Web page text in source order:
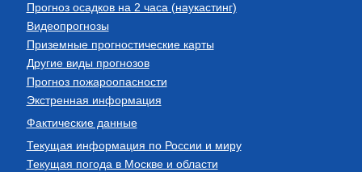
Прогноз осадков на 2 часа (наукастинг)
Видеопрогнозы
Приземные прогностические карты
Другие виды прогнозов
Прогноз пожароопасности
Экстренная информация
Фактические данные
Текущая информация по России и миру
Текущая погода в Москве и области